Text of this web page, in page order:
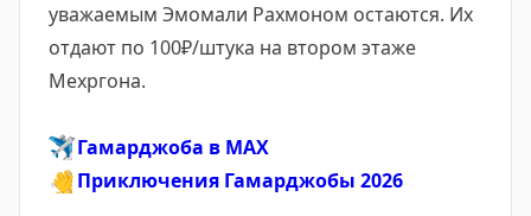
уважаемым Эмомали Рахмоном остаются. Их
отдают по 100₽/штука на втором этаже
Мехргона.
✈️ Гамарджоба в MAX
👋 Приключения Гамарджобы 2026